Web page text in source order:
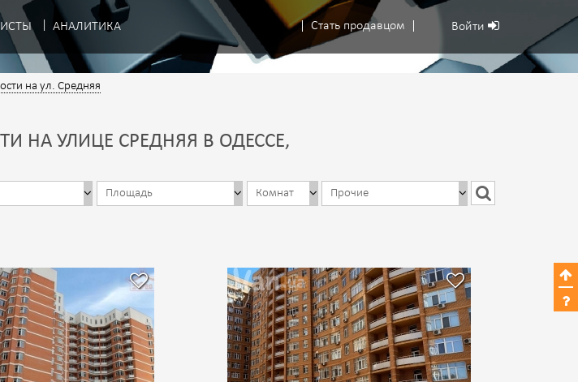
Стать продавцом Войти
АНАЛИТИКА
на ул. Средняя
НА УЛИЦЕ СРЕДНЯЯ В ОДЕССЕ,